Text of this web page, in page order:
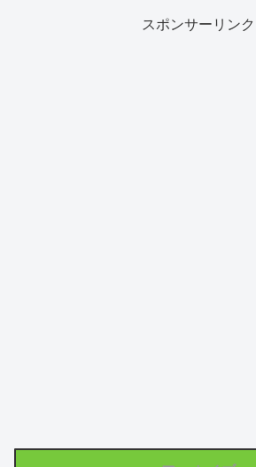
スポンサーリンク